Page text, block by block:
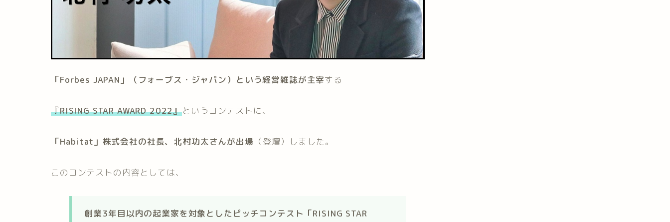
「Forbes JAPAN」（フォーブス・ジャパン）という経営雑誌が主宰する
『RISING STAR AWARD 2022』というコンテストに、
「Habitat」株式会社の社長、北村功太さんが出場 （登壇）しました。
このコンテストの内容としては、
創業3年目以内の起業家を対象としたピッチコンテスト「RISING STAR